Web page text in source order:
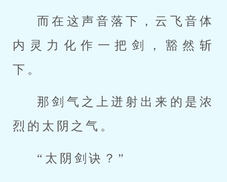
而在这声音落下，云飞音体
内灵力化作一把剑，豁然斩
下。
那剑气之上迸射出来的是浓
烈的太阴之气。
“太阴剑诀？”